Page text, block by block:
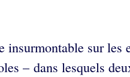
sur les
– dans lesquels